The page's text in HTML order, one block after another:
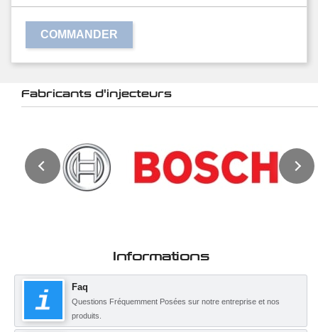
COMMANDER
Fabricants d'injecteurs
Informations
Faq
Questions Fréquemment Posées sur notre entreprise et nos
produits.